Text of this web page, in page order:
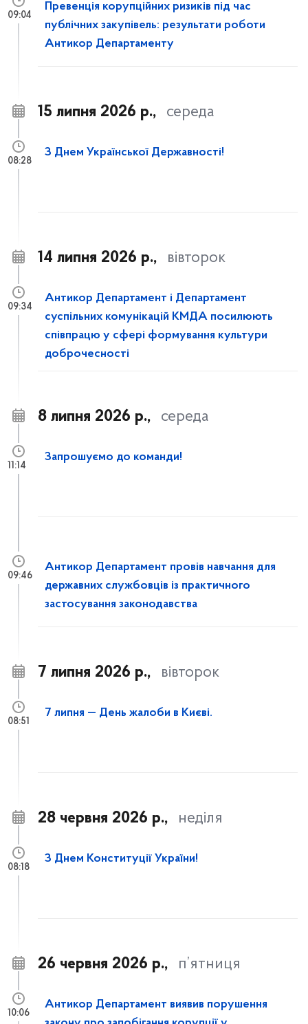
Превенція корупційних ризиків під час
публічних закупівель: результати роботи
Антикор Департаменту
09:04
15 липня 2026 р., середа
З Днем Української Державності!
08:28
14 липня 2026 р., вівторок
Антикор Департамент і Департамент
суспільних комунікацій КМДА посилюють
співпрацю у сфері формування культури
доброчесності
09:34
8 липня 2026 р., середа
Запрошуємо до команди!
11:14
Антикор Департамент провів навчання для
державних службовців із практичного
застосування законодавства
09:46
7 липня 2026 р., вівторок
7 липня — День жалоби в Києві.
08:51
28 червня 2026 р., неділя
З Днем Конституції України!
08:18
26 червня 2026 р., п’ятниця
Антикор Департамент виявив порушення
10:06